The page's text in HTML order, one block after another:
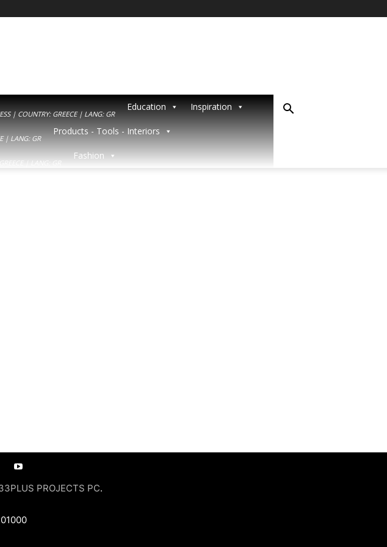
| COUNTRY: GREECE | LANG: GR
Education
Inspiration
| LANG: GR
Products - Tools - Interiors
| LANG: GR
Fashion
PROJECTS PC.